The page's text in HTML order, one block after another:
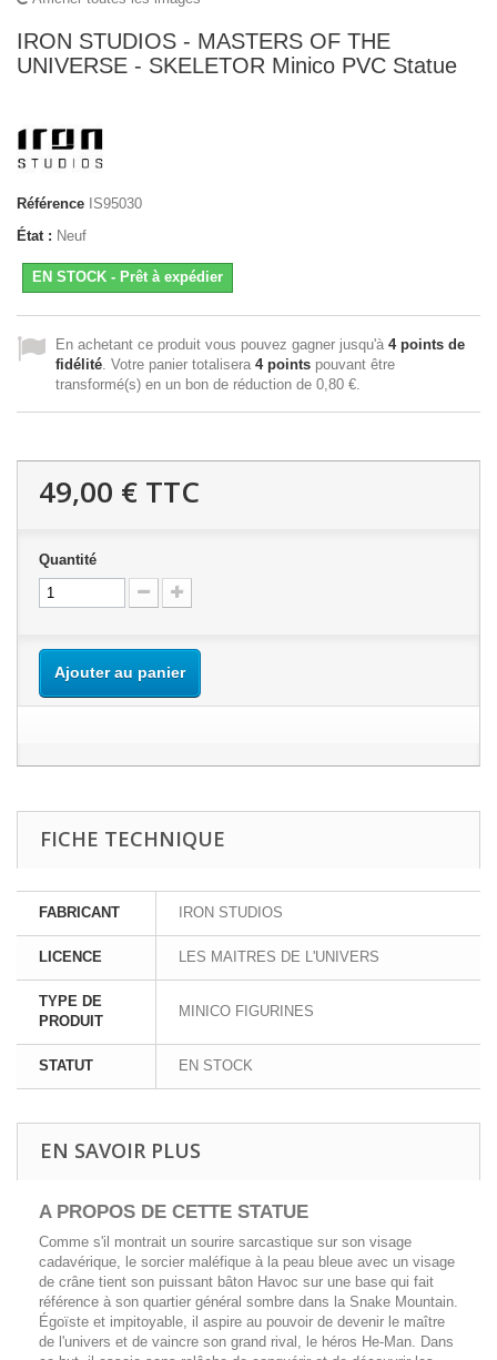
IRON STUDIOS - MASTERS OF THE
UNIVERSE - SKELETOR Minico PVC Statue
Référence IS95030
État : Neuf
EN STOCK - Prêt à expédier
En achetant ce produit vous pouvez gagner jusqu'à 4points de
fidélité . Votre panier totalisera 4points pouvant être
transformé(s) en un bon de réduction de 0,80 €
49,00 € TTC
Quantité
Ajouter au panier
FICHE TECHNIQUE
FABRICANT IRON STUDIOS
LICENCE LES MAITRES DE L'UNIVERS
TYPE DE
PRODUIT
MINICO FIGURINES
STATUT EN STOCK
EN SAVOIR PLUS
A PROPOS DE CETTE STATUE
Comme s'il montrait un sourire sarcastique sur son visage
cadavérique, le sorcier maléfique à la peau bleue avec un visage
de crâne tient son puissant bâton Havoc sur une base qui fait
référence à son quartier général sombre dans la Snake Mountain.
Égoïste et impitoyable, il aspire au pouvoir de devenir le maître
de l'univers et de vaincre son grand rival, le héros He-Man. Dans